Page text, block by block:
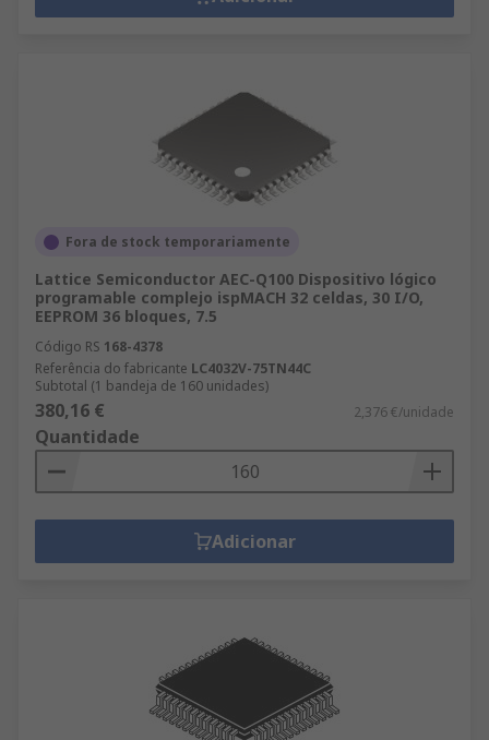
Fora de stock temporariamente
Lattice Semiconductor AEC-Q100 Dispositivo lógico
programable complejo ispMACH 32 celdas, 30 I/O,
EEPROM 36 bloques, 7.5
Código RS 168-4378
Referência do fabricante LC4032V-75TN44C
Subtotal (1 bandeja de 160 unidades)
380,16 € 2,376 €/unidade
Quantidade
Adicionar